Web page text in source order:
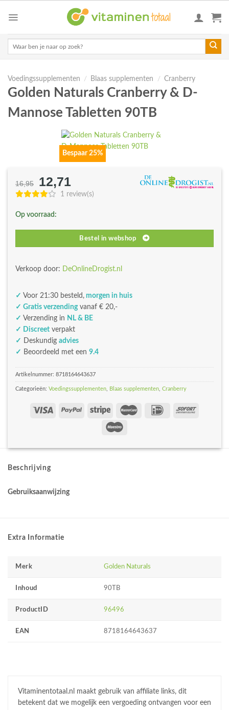
Voedingssupplementen / Blaas supplementen / Cranberry
Golden Naturals Cranberry & D-
Mannose Tabletten 90TB
Bespaar 25%
16,95
Oorspronkelijke
prijs
€16,95.
12,71
prijs
1 review(s)
Op voorraad:
Bestel in webshop
Verkoop door: DeOnlineDrogist.nl
✓ Voor 21:30 besteld, morgen in huis
✓ Gratis verzendingvanaf € 20,-
✓ Verzending in NL & BE
✓ Discreet verpakt
✓
Deskundig advies
✓ Beoordeeld met een 9.4
Artikelnummer: 8718164643637
Categorieën: Voedingssupplementen Blaas supplementen Cranberry
Beschrijving
Gebruiksaanwijzing
Extra Informatie
Merk Golden Naturals
Inhoud 90TB
ProductID 96496
EAN 8718164643637
Vitaminentotaal.nl maakt gebruik van affiliate links, dit
betekent dat we mogelijk een vergoeding ontvangen voor een